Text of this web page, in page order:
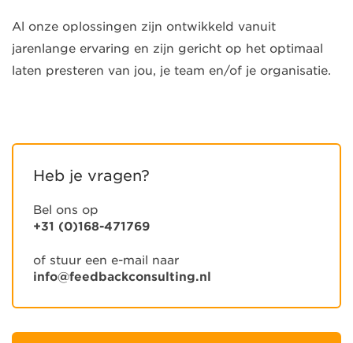
Al onze oplossingen zijn ontwikkeld vanuit
jarenlange ervaring en zijn gericht op het optimaal
laten presteren van jou, je team en/of je organisatie.
Heb je vragen?
Bel ons op
+31 (0)168-471769
of stuur een e-mail naar
info@feedbackconsulting.nl